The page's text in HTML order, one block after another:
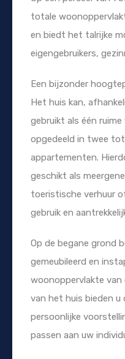
totale
en biedt het talrijke
eigengebruikers,
Een bijzonder
Het huis kan,
gebruikt als één
opgedeeld in twee
appartementen.
geschikt als
toeristische verhuur
gebruik en
Op de begane grond
gemeubileerd en
woonoppervlakte van
van het huis bieden u
persoonlijke
passen aan uw